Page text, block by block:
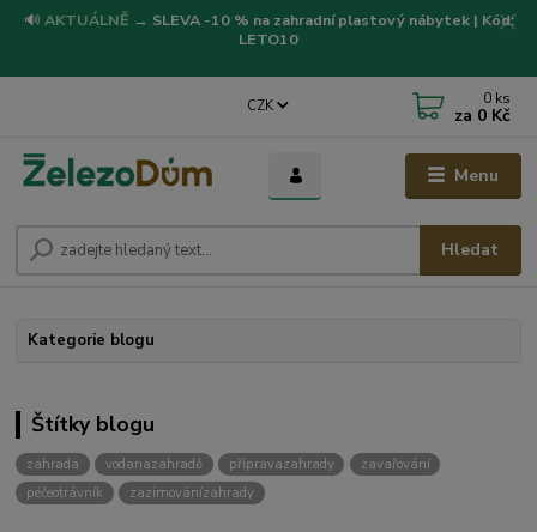
🔊 AKTUÁLNĚ → SLEVA -10 % na zahradní plastový nábytek | Kód:
LETO10
Menu
CZK
Hledat
0 ks
za 0 Kč
Kategorie blogu
Štítky blogu
zahrada vodanazahradě přípravazahrady
zavařování
péčeotrávník
zazimovánízahrady